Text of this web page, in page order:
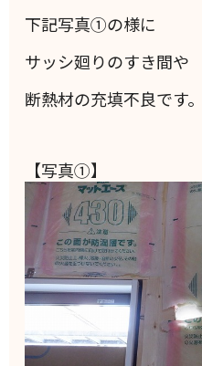
下記写真①の様に
サッシ廻りのすき間や
断熱材の充填不良です。
【写真①】